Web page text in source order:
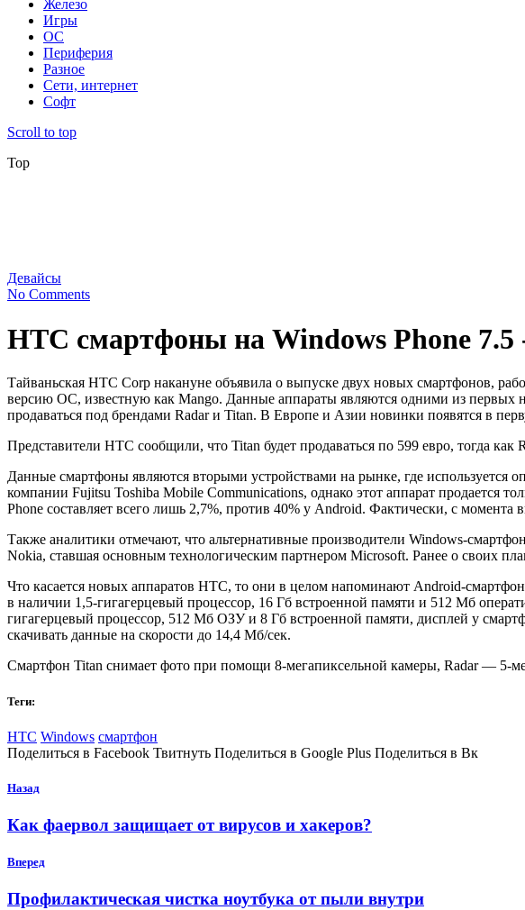
Железо
Игры
ОС
Периферия
Разное
Сети, интернет
Софт
Scroll to top
Top
Девайсы
No Comments
HTC смартфоны на Windows Phone 7.5
Тайваньская HTC Corp накануне объявила о выпуске двух новых смартфонов,
версию ОС, известную как Mango. Данные аппараты являются одними из первых
продаваться под брендами Radar и Titan. В Европе и Азии новинки появятся в
Представители HTC сообщили, что Titan будет продаваться по 599 евро, тогда
Данные смартфоны являются вторыми устройствами на рынке, где используется
компании Fujitsu Toshiba Mobile Communications, однако этот аппарат
Phone составляет всего лишь 2,7%, против 40% у Android. Фактически, с момента
Также аналитики отмечают, что альтернативные производители Windows-
Nokia, ставшая основным технологическим партнером Microsoft. Ранее о своих
Что касается новых аппаратов HTC, то они в целом напоминают Android-
в наличии 1,5-гигагерцевый процессор, 16 Гб встроенной памяти и 512 Мб
гигагерцевый процессор, 512 Мб ОЗУ и 8 Гб встроенной памяти, дисплей у
скачивать данные на скорости до 14,4 Мб/сек.
Смартфон Titan снимает фото при помощи 8-мегапиксельной камеры, Radar — 5-
Теги:
HTC Windows смартфон
Поделиться в Facebook Твитнуть Поделиться в Google Plus Поделиться в Вк
Назад
Как фаервол защищает от вирусов и хакеров?
Вперед
Профилактическая чистка ноутбука от пыли внутри